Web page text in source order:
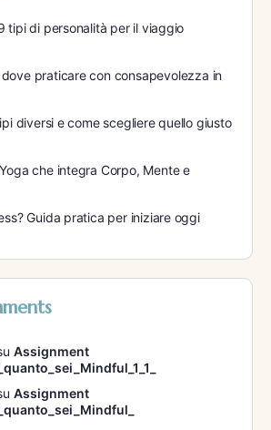
tipi di personalità per il viaggio
praticare con consapevolezza in
diversi e come scegliere quello giusto
che integra Corpo, Mente e
Guida pratica per iniziare oggi
Assignment
Assignment